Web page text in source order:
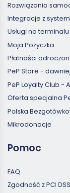
Rozwiązania
Integracje z
Usługi na terminalu
Moja Pożyczka
Płatności
PeP Store -
PeP Loyalty Club -
Oferta specjalna
Polska
Mikrodonacje
Pomoc
FAQ
Zgodność z PCI DSS